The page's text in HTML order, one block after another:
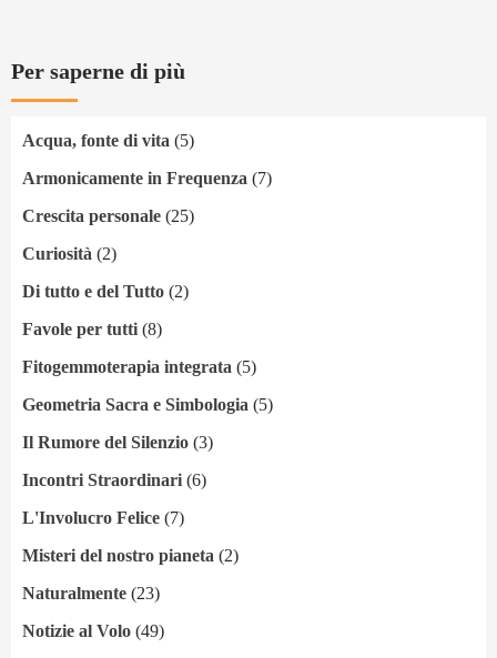
Per saperne di più
Acqua, fonte di vita (5)
Armonicamente in Frequenza (7)
Crescita personale (25)
Curiosità (2)
Di tutto e del Tutto (2)
Favole per tutti (8)
Fitogemmoterapia integrata (5)
Geometria Sacra e Simbologia (5)
Il Rumore del Silenzio (3)
Incontri Straordinari (6)
L'Involucro Felice (7)
Misteri del nostro pianeta (2)
Naturalmente (23)
Notizie al Volo (49)